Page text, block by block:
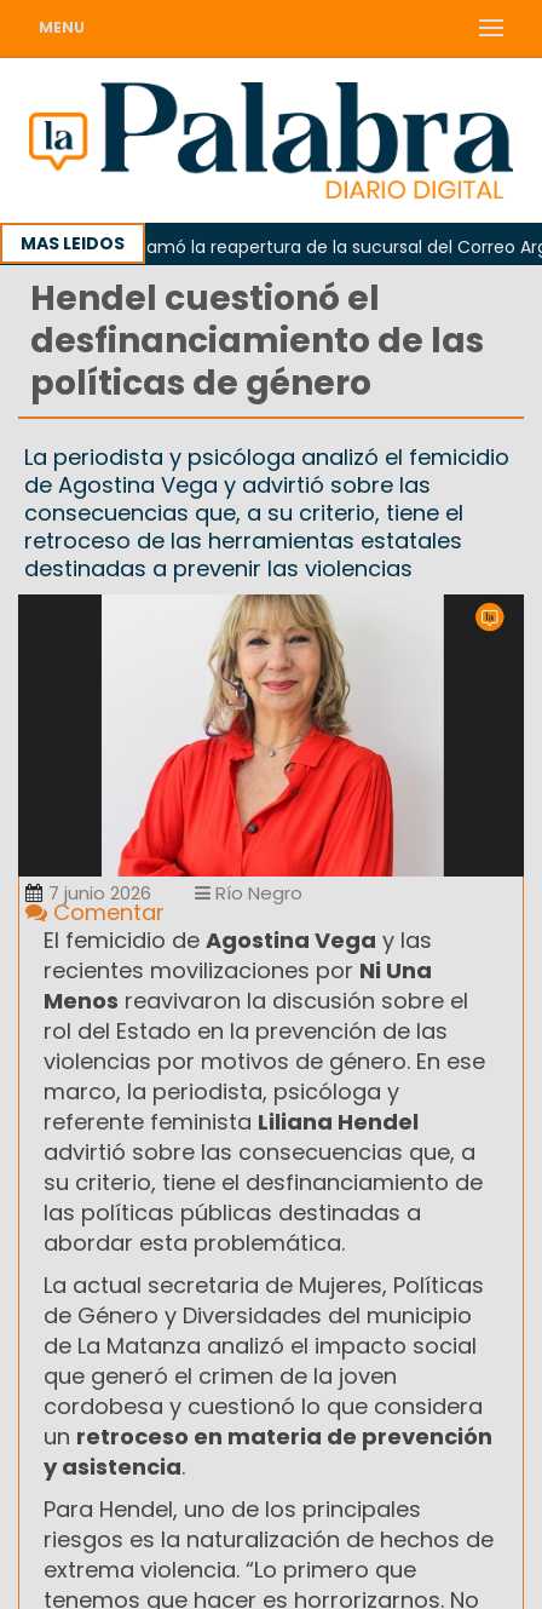
MENU
MAS LEIDOS
Odarda reclamó la reapertura de la sucursal del Correo
Hendel cuestionó el
desfinanciamiento de las
políticas de género
La periodista y psicóloga analizó el femicidio
de Agostina Vega y advirtió sobre las
consecuencias que, a su criterio, tiene el
retroceso de las herramientas estatales
destinadas a prevenir las violencias
7 junio 2026 Río Negro
Comentar
El femicidio de Agostina Vega y las
recientes movilizaciones por Ni Una
Menos reavivaron la discusión sobre el
rol del Estado en la prevención de las
violencias por motivos de género. En ese
marco, la periodista, psicóloga y
referente feminista Liliana Hendel
advirtió sobre las consecuencias que, a
su criterio, tiene el desfinanciamiento de
las políticas públicas destinadas a
abordar esta problemática.
La actual secretaria de Mujeres, Políticas
de Género y Diversidades del municipio
de La Matanza analizó el impacto social
que generó el crimen de la joven
cordobesa y cuestionó lo que considera
un retroceso en materia de prevención
y asistencia.
Para Hendel, uno de los principales
riesgos es la naturalización de hechos de
extrema violencia. “Lo primero que
tenemos que hacer es horrorizarnos. No